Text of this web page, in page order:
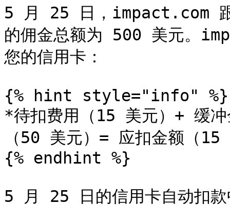
5 月 25 日，impact.com 跟
的佣金总额为 500 美元。
您的信用卡：
{% hint style="info" %}
*待扣费用（15 美元）+ 缓
（50 美元）= 应扣金额（
{% endhint %}
5 月 25 日的信用卡自动扣